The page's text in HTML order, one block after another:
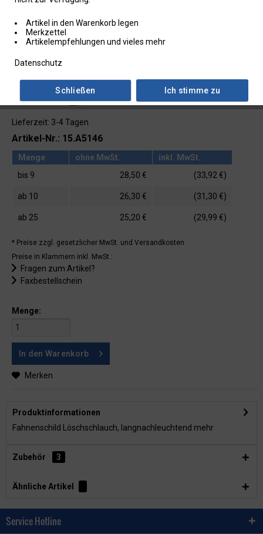
Lieferzeit: 3-4 Tagen
Artikel-Nr.: 15.A5146
Menge ohne MwSt.
inkl. MwSt.
bis 9 28,50 € (33,92 €)
ab 10 26,30 € (31,30 €)
ab 25 25,20 € (29,99 €)
* Preise zzgl. gesetzlicher MwSt. und Versandkosten
Preise in Klammern inkl. MwSt.:
Fragen zum Artikel?
Faxbestellschein
Menge:
In den Warenkorb
Merken
Produktinformationen
Fahnenschild Löschschlauch, langnachleuchtend mehr
Zubehör 3
Ähnliche Artikel
Service Hotline
Artikel in den Warenkorb legen
Merkzettel
Artikelempfehlungen und vieles mehr
Datenschutz
Ich stimme zu
Schließen